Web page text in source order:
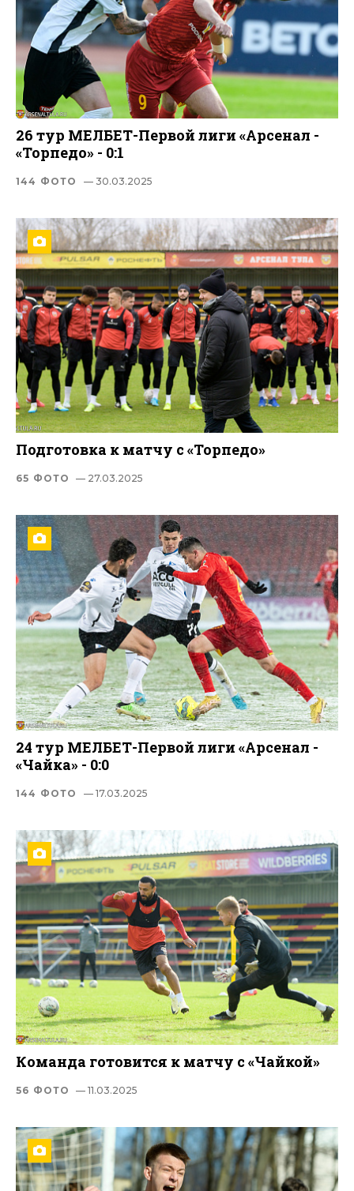
26 тур МЕЛБЕТ-Первой лиги «Арсенал -
«Торпедо» - 0:1
144 ФОТО — 30.03.2025
Подготовка к матчу с «Торпедо»
65 ФОТО — 27.03.2025
24 тур МЕЛБЕТ-Первой лиги «Арсенал -
«Чайка» - 0:0
144 ФОТО — 17.03.2025
Команда готовится к матчу с «Чайкой»
56 ФОТО — 11.03.2025